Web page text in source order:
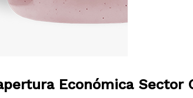
Económica Sector